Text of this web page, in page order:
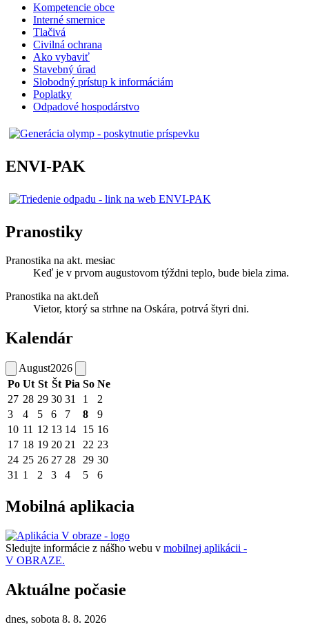
Kompetencie obce
Interné smernice
Tlačivá
Civilná ochrana
Ako vybaviť
Stavebný úrad
Slobodný prístup k informáciám
Poplatky
Odpadové hospodárstvo
ENVI-PAK
Pranostiky
Pranostika na akt. mesiac
Keď je v prvom augustovom týždni teplo, bude biela zima.
Pranostika na akt.deň
Vietor, ktorý sa strhne na Oskára, potrvá štyri dni.
Kalendár
August2026
Po Ut St Št Pia So Ne
27 28 29 30 31 1
2
3
4 5 6 7 8
9
10 11 12 13 14 15 16
17 18 19 20 21 22 23
24 25 26 27 28 29 30
31 1 2 3 4 5 6
Mobilná aplikacia
Sledujte informácie z nášho webu v mobilnej aplikácii -
V OBRAZE.
Aktuálne počasie
dnes, sobota 8. 8. 2026